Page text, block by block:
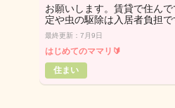
お願いします。賃貸で住ん
定や虫の駆除は入居者負担
最終更新：7月9日
はじめてのママリ🔰
住まい